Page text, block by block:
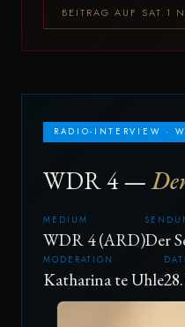
BEITRAG AUF SAT.1
RADIO-INTERVIEW ·
WDR 4 —
MEDIUM
WDR 4 (ARD)Der
MODERATION
Katharina te Uhle